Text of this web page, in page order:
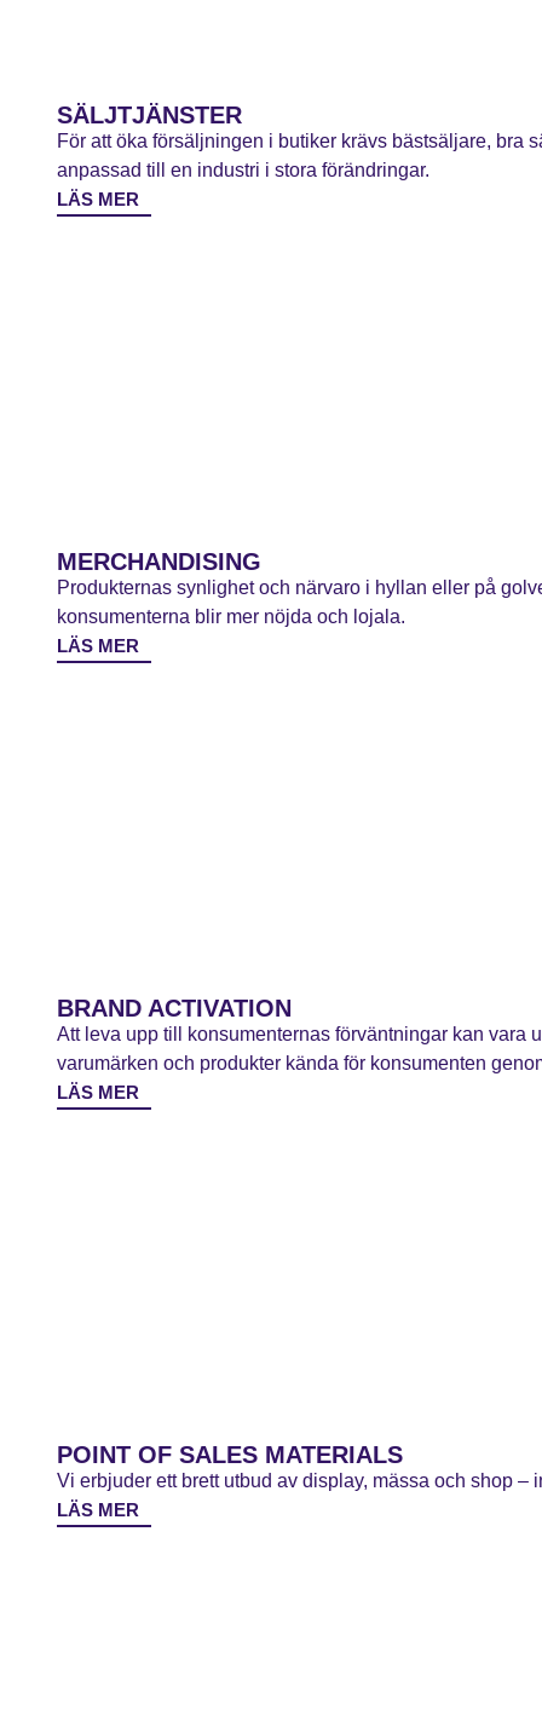
SÄLJTJÄNSTER
För att öka försäljningen i butiker krävs bästsäljare, bra
anpassad till en industri i stora förändringar.
LÄS MER
MERCHANDISING
Produkternas synlighet och närvaro i hyllan eller på
konsumenterna blir mer nöjda och lojala.
LÄS MER
BRAND ACTIVATION
Att leva upp till konsumenternas förväntningar kan vara
varumärken och produkter kända för konsumenten
LÄS MER
POINT OF SALES MATERIALS
Vi erbjuder ett brett utbud av display, mässa och shop –
LÄS MER